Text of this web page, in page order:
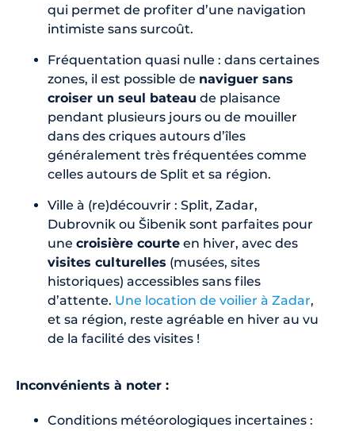
qui permet de profiter d’une navigation
intimiste sans surcoût.
Fréquentation quasi nulle : dans certaines
zones, il est possible de naviguer sans
croiser un seul bateau de plaisance
pendant plusieurs jours ou de mouiller
dans des criques autours d’îles
généralement très fréquentées comme
celles autours de Split et sa région.
Ville à (re)découvrir : Split, Zadar,
Dubrovnik ou Šibenik sont parfaites pour
une croisière courte en hiver, avec des
visites culturelles (musées, sites
historiques) accessibles sans files
d’attente. Une location de voilier à Zadar,
et sa région, reste agréable en hiver au vu
de la facilité des visites !
Inconvénients à noter :
Conditions météorologiques incertaines :